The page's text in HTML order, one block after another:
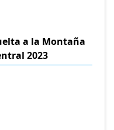
a la Montaña
2023